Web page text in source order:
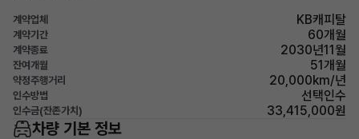
계약업체 KB캐피탈
계약기간 60개월
계약종료 2030년11월
잔여개월 51개월
약정주행거리 20,000km/년
인수방법 선택인수
인수금(잔존가치) 33,415,000원
차량 기본 정보